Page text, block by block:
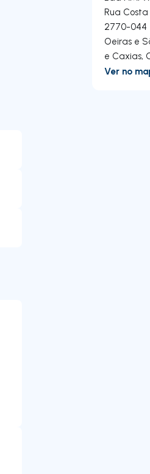
Rua Costa
2770-044
Oeiras e
e Caxias,
Ver no